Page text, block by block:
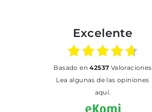
Excelente
basado en42537 Valoraciones
Lea algunas de las opiniones
aquí.